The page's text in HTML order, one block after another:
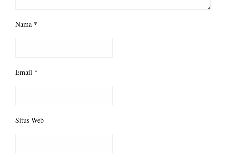
Nama *
Email *
Situs Web